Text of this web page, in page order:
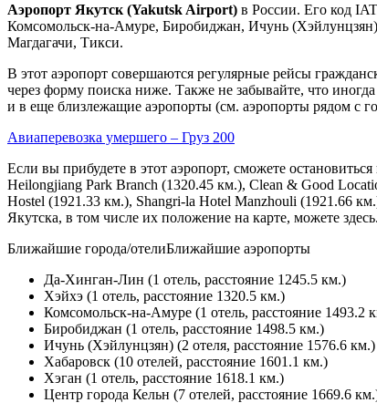
Аэропорт Якутск (Yakutsk Airport) в России. Его код
Комсомольск-на-Амуре, Биробиджан, Ичунь
Магдагачи, Тикси.
В этот аэропорт совершаются регулярные рейсы
через форму поиска ниже. Также не забывайте, что
и в еще близлежащие аэропорты (см. аэропорты рядом с
Авиаперевозка умершего – Груз 200
Если вы прибудете в этот аэропорт, сможете
Heilongjiang Park Branch (1320.45 км.), Clean & Good
Hostel (1921.33 км.), Shangri-la Hotel Manzhouli (1921.66
Якутска, в том числе их положение на карте, можете здесь.
Ближайшие города/отелиБлижайшие аэропорты
Да-Хинган-Лин (1 отель, расстояние 1245.5 км.)
Хэйхэ (1 отель, расстояние 1320.5 км.)
Комсомольск-на-Амуре (1 отель, расстояние 1493.2
Биробиджан (1 отель, расстояние 1498.5 км.)
Ичунь (Хэйлунцзян) (2 отеля, расстояние 1576.6 км.)
Хабаровск (10 отелей, расстояние 1601.1 км.)
Хэган (1 отель, расстояние 1618.1 км.)
Центр города Кельн (7 отелей, расстояние 1669.6